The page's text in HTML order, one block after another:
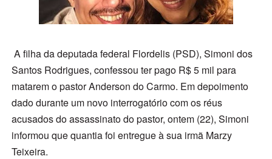
A filha da deputada federal Flordelis (PSD), Simoni dos
Santos Rodrigues, confessou ter pago R$ 5 mil para
matarem o pastor Anderson do Carmo. Em depoimento
dado durante um novo interrogatório com os réus
acusados do assassinato do pastor, ontem (22), Simoni
informou que quantia foi entregue à sua irmã Marzy
Teixeira.